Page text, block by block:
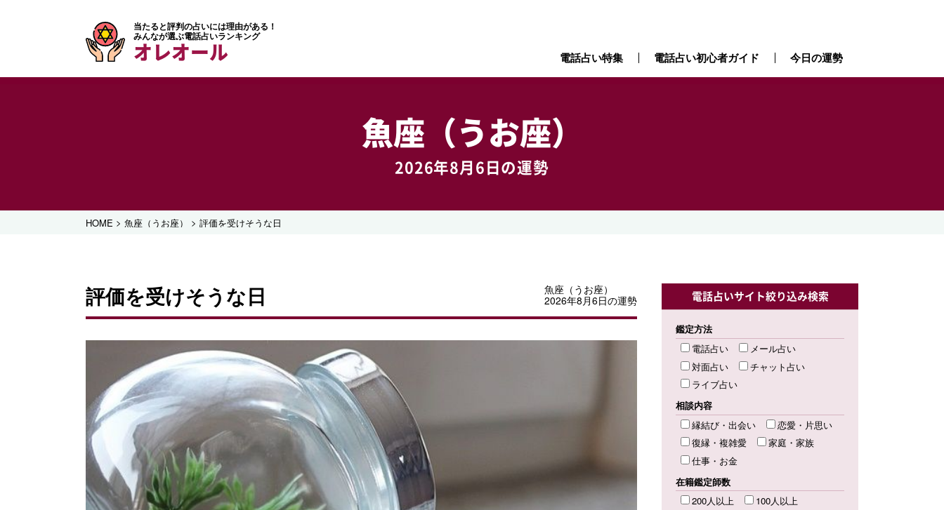
当たると評判の占いには理由がある！
みんなが選ぶ電話占いランキング
オレオール 電話占い特集 電話占い初心者ガイド 今日の運勢
魚座（うお座）
2026年8月6日の運勢
HOME > 魚座（うお座） > 評価を受けそうな日
評価を受けそうな日
魚座（うお座）
2026年8月6日の運勢
電話占いサイト絞り込み検索
鑑定方法
電話占い
メール占い
対面占い
チャット占い
ライブ占い
相談内容
縁結び・出会い
恋愛・片思い
復縁・複雑愛
家庭・家族
仕事・お金
在籍鑑定師数
200人以上
100人以上